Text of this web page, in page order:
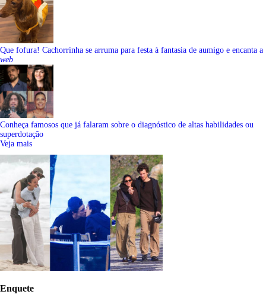
Que fofura! Cachorrinha se arruma para festa à fantasia de aumigo e encanta a
web
Conheça famosos que já falaram sobre o diagnóstico de altas habilidades ou
superdotação
Veja mais
Enquete